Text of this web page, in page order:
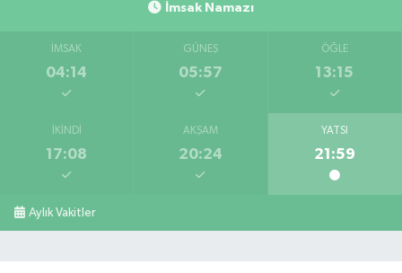
İmsak Namazı
İMSAK
04:14
GÜNEŞ
05:57
ÖĞLE
13:15
İKINDI
17:08
AKŞAM
20:24
YATSI
21:59
Aylık Vakitler